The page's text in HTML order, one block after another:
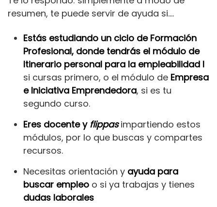
resumen, te puede servir de ayuda si….
Estás estudiando un ciclo de Formación
Profesional, donde tendrás el módulo de
Itinerario personal para la empleabilidad I
si cursas primero, o el módulo de Empresa
e Iniciativa Emprendedora, si es tu
segundo curso.
Eres docente y flippasimpartiendo estos
módulos, por lo que buscas y compartes
recursos.
Necesitas orientación y ayuda para
buscar empleo o si ya trabajas y tienes
dudas laborales